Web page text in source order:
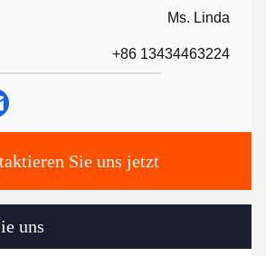
Ms. Linda
+86 13434463224
Sie uns jetzt
uns